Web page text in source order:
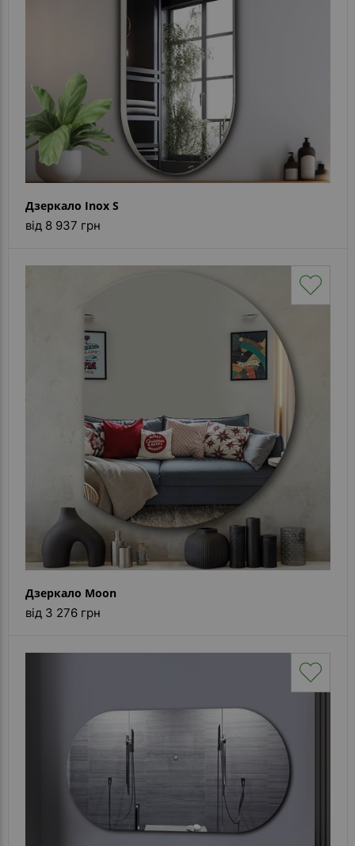
Дзеркало Inox S
від 8 937 грн
Дзеркало Moon
від 3 276 грн